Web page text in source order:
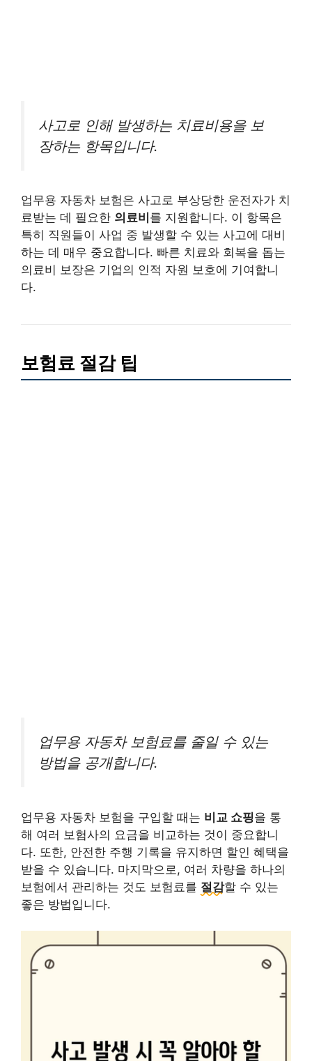
사고로 인해 발생하는 치료비용을 보
장하는 항목입니다.
업무용 자동차 보험은 사고로 부상당한 운전자가 치
료받는 데 필요한 의료비 를 지원합니다. 이 항목은
특히 직원들이 사업 중 발생할 수 있는 사고에 대비
하는 데 매우 중요합니다. 빠른 치료와 회복을 돕는
의료비 보장은 기업의 인적 자원 보호에 기여합니
다.
보험료 절감 팁
업무용 자동차 보험료를 줄일 수 있는
방법을 공개합니다.
업무용 자동차 보험을 구입할 때는 비교 쇼핑을 통
해 여러 보험사의 요금을 비교하는 것이 중요합니
다. 또한, 안전한 주행 기록을 유지하면 할인 혜택을
받을 수 있습니다. 마지막으로, 여러 차량을 하나의
보험에서 관리하는 것도 보험료를 절감할 수 있는
좋은 방법입니다.